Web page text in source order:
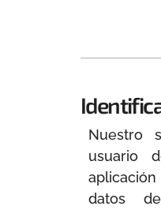
Nuestro
usuario
datos